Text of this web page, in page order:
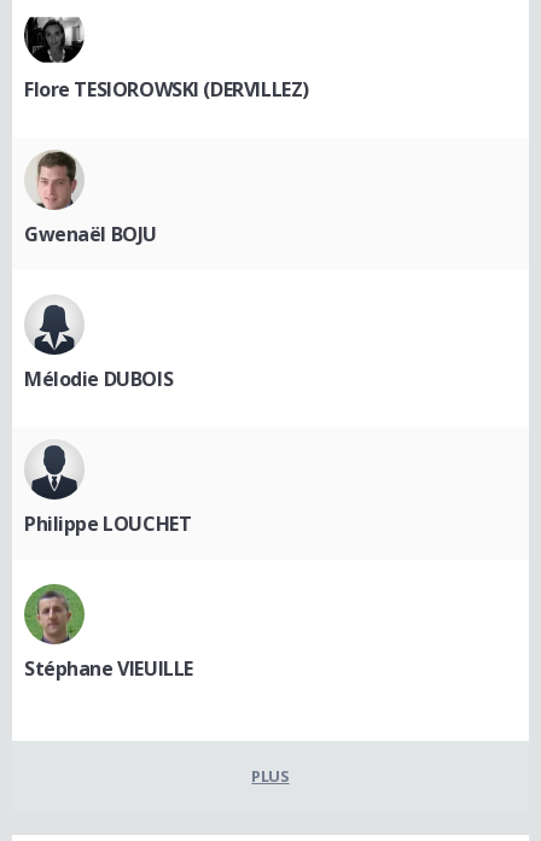
Flore TESIOROWSKI (DERVILLEZ)
Gwenaël BOJU
Mélodie DUBOIS
Philippe LOUCHET
Stéphane VIEUILLE
PLUS